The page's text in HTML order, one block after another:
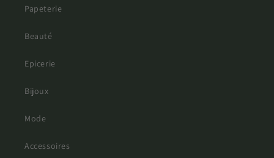
Papeterie
Beauté
Epicerie
Bijoux
Mode
Accessoires